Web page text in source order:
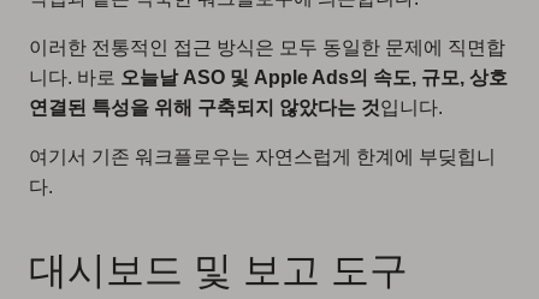
이러한 전통적인 접근 방식은 모두 동일한 문제에 직면합
니다. 바로 오늘날 ASO 및 Apple Ads의 속도, 규모, 상호
연결된 특성을 위해 구축되지 않았다는 것입니다.
여기서 기존 워크플로우는 자연스럽게 한계에 부딪힙니
다.
대시보드 및 보고 도구